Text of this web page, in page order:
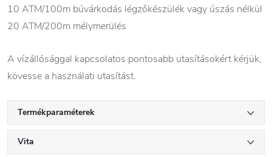
10 ATM/100m búvárkodás légzőkészülék vagy úszás nélkül
20 ATM/200m mélymerülés
A vízállósággal kapcsolatos pontosabb utasításokért kérjük,
kövesse a használati utasítást.
Termékparaméterek
Vita